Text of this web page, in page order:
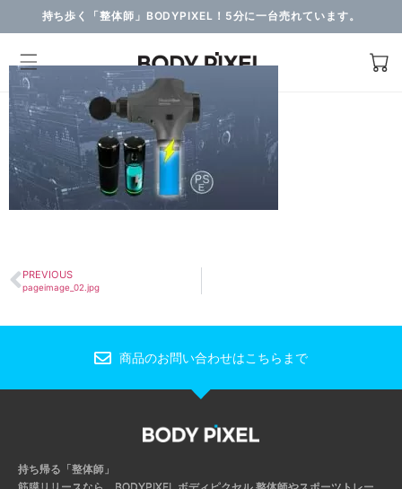
持ち歩く「整体師」BODYPIXEL！5分に一台売れています。
PREVIOUS
pageimage_02.jpg
商品のお問い合わせはこちらまで
持ち帰る「整体師」